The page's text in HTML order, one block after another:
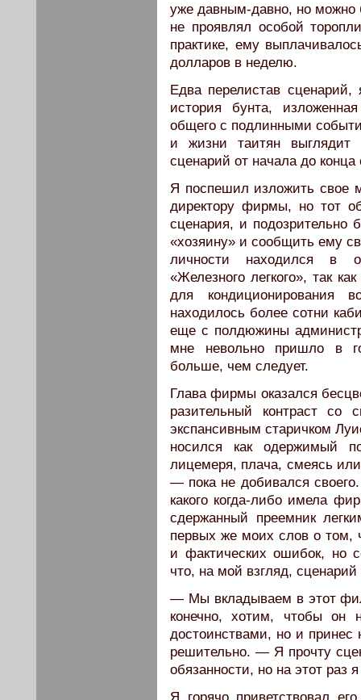
уже давным-давно, но можно
не проявлял особой
практике, ему
долларов в неделю.
Едва перелистав
история бунта,
общего с подлинными
и жизни таитян выглядит
сценарий от начала до конца
Я поспешил изложить свое
директору фирмы, но тот
сценария, и подозрительно
«хозяину» и сообщить ему
личности находился в
«Железного легкого», так
для кондиционирования
находилось более сотни
еще с полдюжины
мне невольно пришло в
больше, чем следует.
Глава фирмы оказался
разительный контраст со
экспансивным старичком
носился как одержимый
лицемеря, плача, смеясь
— пока не добивался
какого когда-либо имела
сдержанный преемник
первых же моих слов о том,
и фактических ошибок, но
что, на мой взгляд,
— Мы вкладываем в этот
конечно, хотим, чтобы он
достоинствами, но и
решительно. — Я прочту
обязанности, но на этот раз